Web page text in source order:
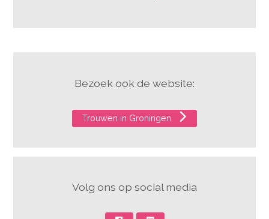
Bezoek ook de website:
Trouwen in Groningen
Volg ons op social media